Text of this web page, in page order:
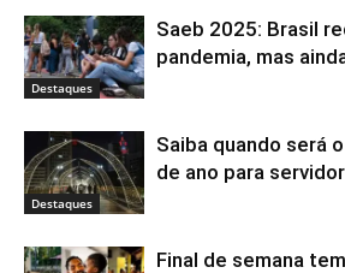
Destaques
Saeb 2025: Brasil
pandemia, mas
Destaques
Saiba quando será
de ano para
Final de semana